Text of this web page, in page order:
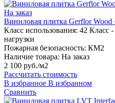
На заказ
Виниловая плитка Gerflor Wood
Класс использования: 42 Класс
нагрузки
Пожарная безопасность: КМ2
Наличие товара: На заказ
2 100 руб./м2
Рассчитать стоимость
В избранное В избранном
Сравнить